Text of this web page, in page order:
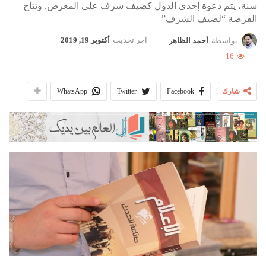
سنة، يتم دعوة إحدى الدول كضيف شرف على المعرض. وتتاح
الفرصة “لضيف الشرف”
بواسطة أحمد الظاهر آخر تحديث أكتوبر 19, 2019
شارك Facebook
Twitter
WhatsApp